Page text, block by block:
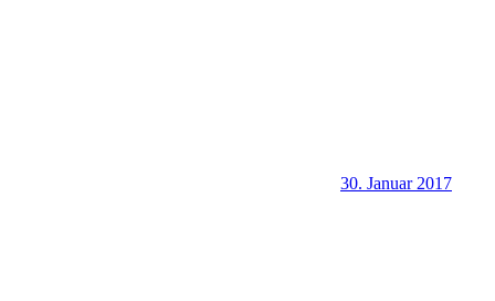
30. Januar 2017